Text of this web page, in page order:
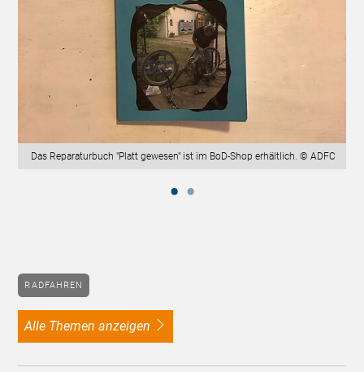
Das Reparaturbuch "Platt gewesen" ist im BoD-Shop erhältlich. © ADFC
RADFAHREN
alle Themen anzeigen